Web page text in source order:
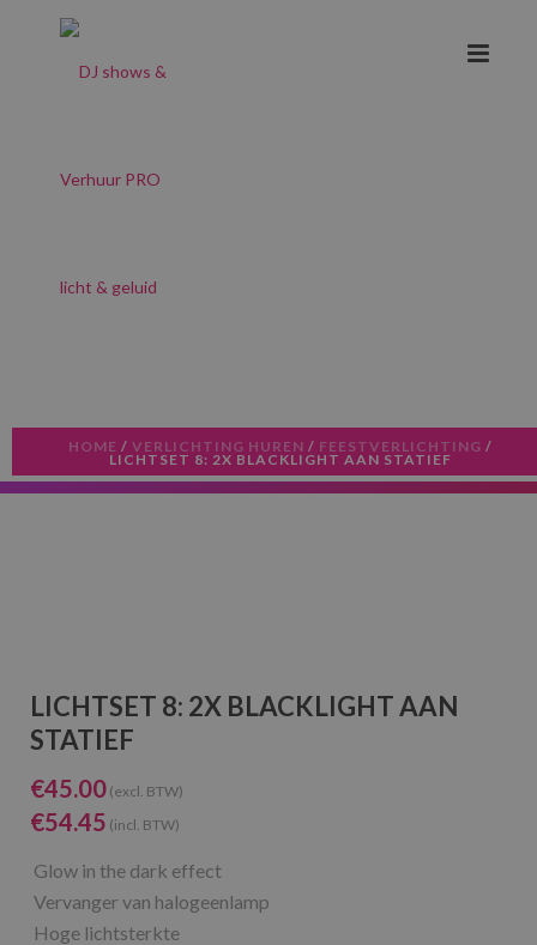
HOME / VERLICHTING HUREN / FEESTVERLICHTING /
LICHTSET 8: 2X BLACKLIGHT AAN STATIEF
LICHTSET 8: 2X BLACKLIGHT AAN
STATIEF
€45.00 (excl. BTW)
€54.45 (incl. BTW)
Glow in the dark effect
Vervanger van halogeenlamp
Hoge lichtsterkte